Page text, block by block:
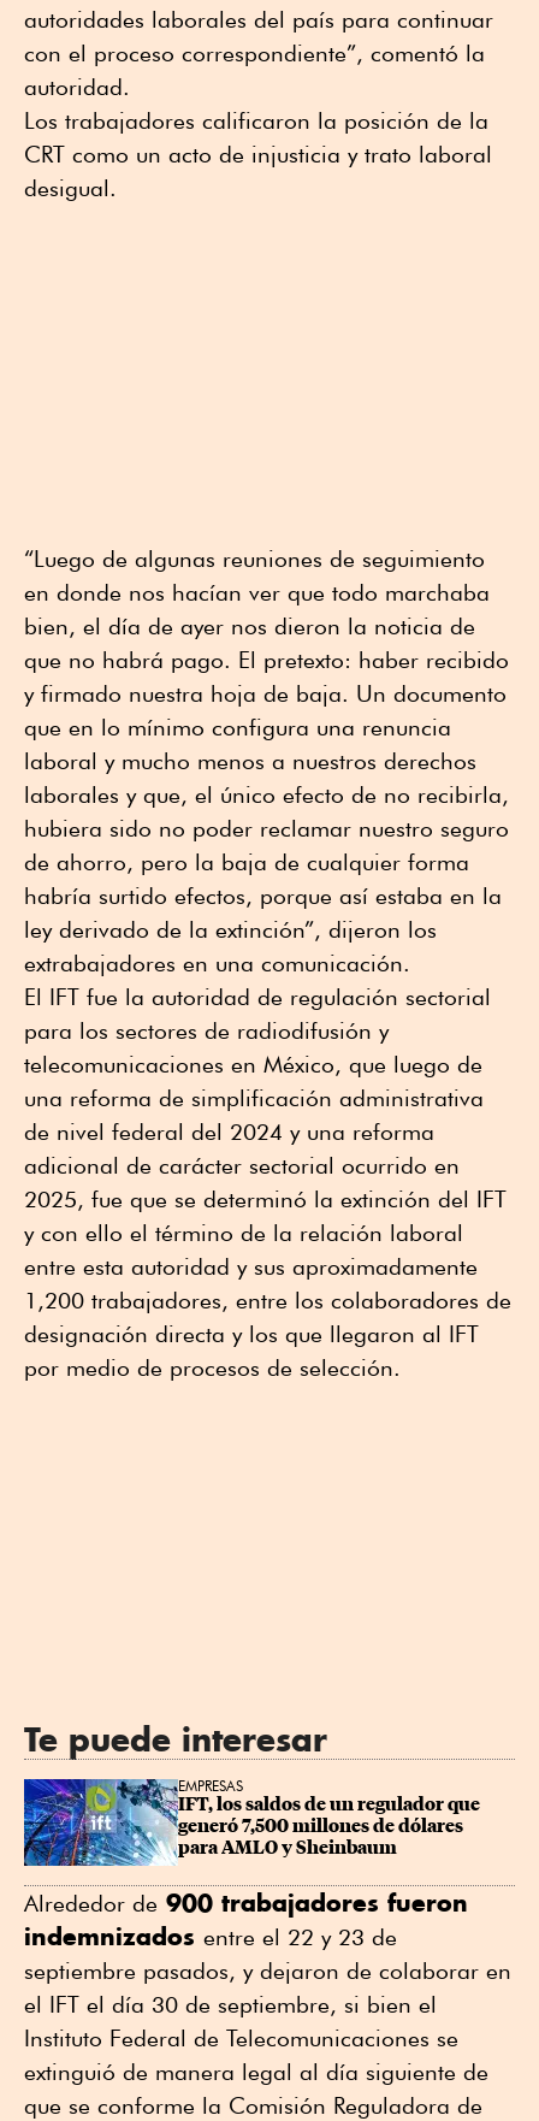
autoridades laborales del país para continuar
con el proceso correspondiente”, comentó la
autoridad.
Los trabajadores calificaron la posición de la
CRT como un acto de injusticia y trato laboral
desigual.
“Luego de algunas reuniones de seguimiento
en donde nos hacían ver que todo marchaba
bien, el día de ayer nos dieron la noticia de
que no habrá pago. El pretexto: haber recibido
y firmado nuestra hoja de baja. Un documento
que en lo mínimo configura una renuncia
laboral y mucho menos a nuestros derechos
laborales y que, el único efecto de no recibirla,
hubiera sido no poder reclamar nuestro seguro
de ahorro, pero la baja de cualquier forma
habría surtido efectos, porque así estaba en la
ley derivado de la extinción”, dijeron los
extrabajadores en una comunicación.
El IFT fue la autoridad de regulación sectorial
para los sectores de radiodifusión y
telecomunicaciones en México, que luego de
una reforma de simplificación administrativa
de nivel federal del 2024 y una reforma
adicional de carácter sectorial ocurrido en
2025, fue que se determinó la extinción del IFT
y con ello el término de la relación laboral
entre esta autoridad y sus aproximadamente
1,200 trabajadores, entre los colaboradores de
designación directa y los que llegaron al IFT
por medio de procesos de selección.
Te puede interesar
EMPRESAS
IFT, los saldos de un regulador que
generó 7,500 millones de dólares
para AMLO y Sheinbaum
Alrededor de 900 trabajadores fueron
indemnizados entre el 22 y 23 de
septiembre pasados, y dejaron de colaborar en
el IFT el día 30 de septiembre, si bien el
Instituto Federal de Telecomunicaciones se
extinguió de manera legal al día siguiente de
que se conforme la Comisión Reguladora de